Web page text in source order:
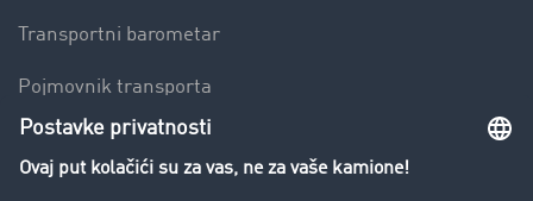
Transportni barometar
Pojmovnik transporta
Zabrana vožnje za kamione